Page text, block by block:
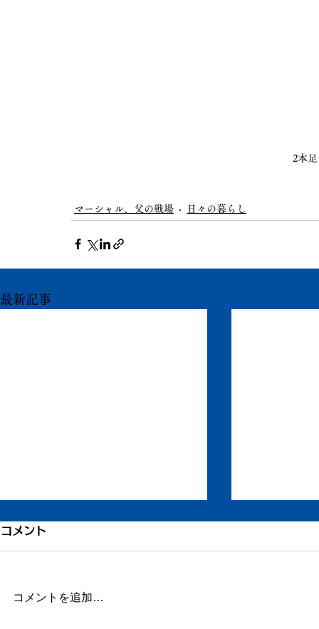
2本
マーシャル、父の戦場 日々の暮らし
最新記事
引き続き倦怠感
に明け方に高熱が出たり、ちょっ
コメント
コメントを追加…